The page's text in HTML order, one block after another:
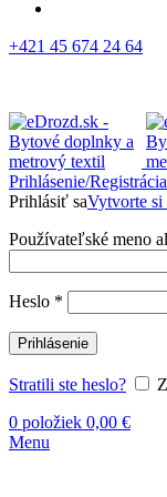
+421 45 674 24 64
Prihlásenie/Registrácia
Prihlásiť saVytvorte si
Používateľské meno
Heslo *
Prihlásenie
Stratili ste heslo?
0 položiek 0,00 €
Menu